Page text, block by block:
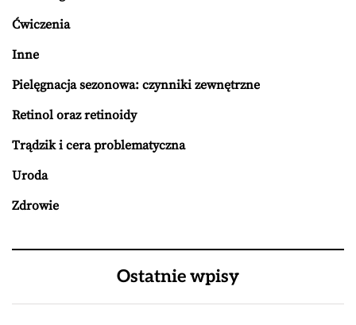
Ćwiczenia
Inne
Pielęgnacja sezonowa: czynniki zewnętrzne
Retinol oraz retinoidy
Trądzik i cera problematyczna
Uroda
Zdrowie
Ostatnie wpisy